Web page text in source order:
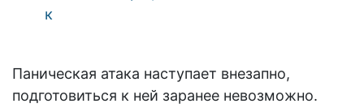
к
Паническая атака наступает внезапно,
подготовиться к ней заранее невозможно.